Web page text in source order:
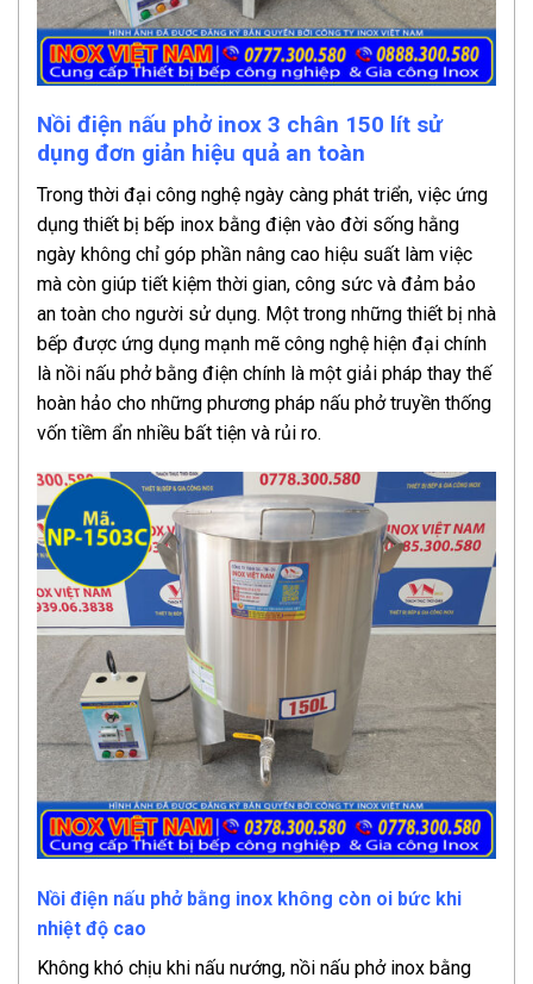
Nồi điện nấu phở inox 3 chân 150 lít sử
dụng đơn giản hiệu quả an toàn
Trong thời đại công nghệ ngày càng phát triển, việc ứng
dụng thiết bị bếp inox bằng điện vào đời sống hằng
ngày không chỉ góp phần nâng cao hiệu suất làm việc
mà còn giúp tiết kiệm thời gian, công sức và đảm bảo
an toàn cho người sử dụng. Một trong những thiết bị nhà
bếp được ứng dụng mạnh mẽ công nghệ hiện đại chính
là nồi nấu phở bằng điện chính là một giải pháp thay thế
hoàn hảo cho những phương pháp nấu phở truyền thống
vốn tiềm ẩn nhiều bất tiện và rủi ro.
Nồi điện nấu phở bằng inox không còn oi bức khi
nhiệt độ cao
Không khó chịu khi nấu nướng, nồi nấu phở inox bằng